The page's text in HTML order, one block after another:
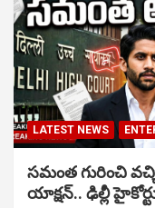
LATEST NEWS
సమంత గురించి
యాక్షన్.. ఢిల్లీ